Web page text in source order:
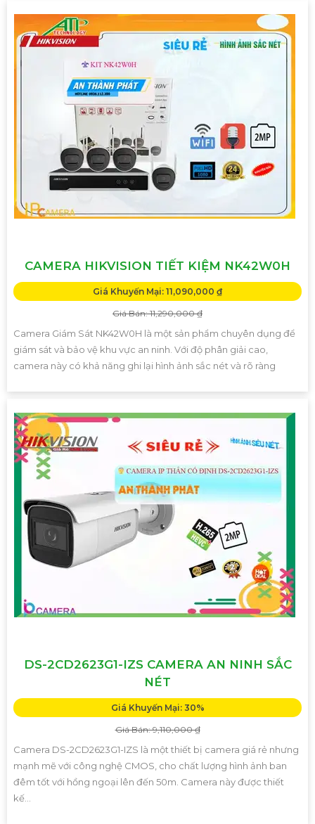
CAMERA HIKVISION TIẾT KIỆM NK42W0H
Giá Khuyến Mại: 11,090,000 ₫
Giá Bán: 11,290,000 ₫
Camera Giám Sát NK42W0H là một sản phẩm chuyên dụng để
giám sát và bảo vệ khu vực an ninh. Với độ phân giải cao,
camera này có khả năng ghi lại hình ảnh sắc nét và rõ ràng
DS-2CD2623G1-IZS CAMERA AN NINH SẮC
NÉT
Giá Khuyến Mại: 30%
Giá Bán: 9,110,000 ₫
Camera DS-2CD2623G1-IZS là một thiết bị camera giá rẻ nhưng
mạnh mẽ với công nghệ CMOS, cho chất lượng hình ảnh ban
đêm tốt với hồng ngoại lên đến 50m. Camera này được thiết
kế...